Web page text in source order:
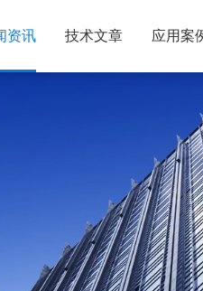
资讯 技术文章 应用案